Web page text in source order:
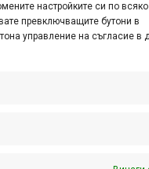
настройките си по
превключващите бутони в
управление на съгласие в
Антон
Каролин